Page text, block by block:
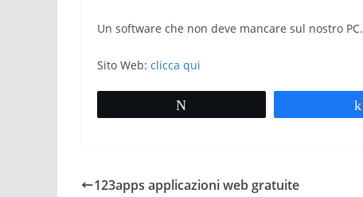
Un software che non deve mancare sul nostro PC.
Sito Web: clicca qui
123apps applicazioni web gratuite